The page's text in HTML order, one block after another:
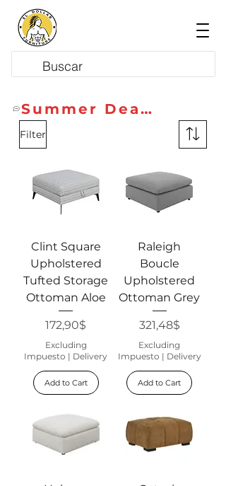
Summer Deals
Filter
Clint Square
Upholstered
Tufted Storage
Ottoman Aloe
Price
172,90$
Excluding
Impuesto | Delivery
Add to Cart
Raleigh
Boucle
Upholstered
Ottoman Grey
Price
321,48$
Excluding
Impuesto | Delivery
Add to Cart